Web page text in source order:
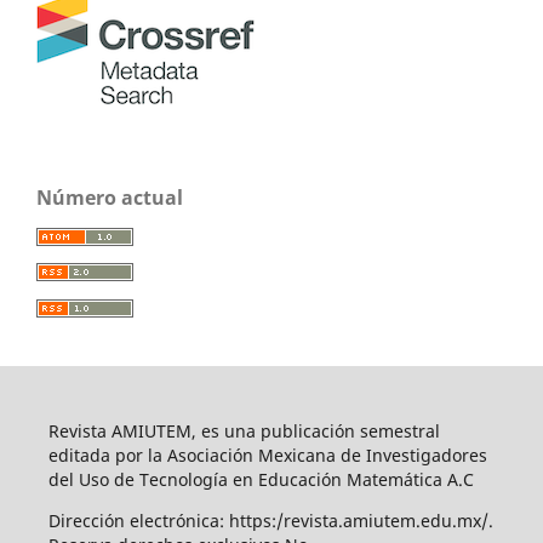
Número actual
Revista AMIUTEM, es una publicación semestral
editada por la Asociación Mexicana de Investigadores
del Uso de Tecnología en Educación Matemática A.C
Dirección electrónica: https:/revista.amiutem.edu.mx/.